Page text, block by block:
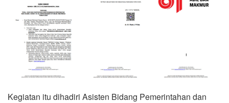
Kegiatan itu dihadiri Asisten Bidang Pemerintahan dan